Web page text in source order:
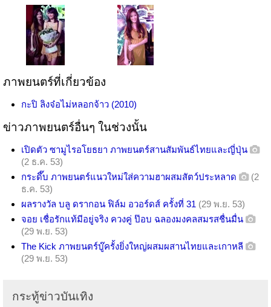
ภาพยนตร์ที่เกี่ยวข้อง
กะปิ ลิงจ๋อไม่หลอกจ้าว (2010)
ข่าวภาพยนตร์อื่นๆ ในช่วงนั้น
เปิดตัว ซามูไรอโยธยา ภาพยนตร์สานสัมพันธ์ไทยและญี่ปุ่น
(2 ธ.ค. 53)
กระดึ๊บ ภาพยนตร์แนวใหม่ใส่ความฮาผสมสัตว์ประหลาด
(2
ธ.ค. 53)
ผลรางวัล บลู ดรากอน ฟิล์ม อวอร์ดส์ ครั้งที่ 31 (29 พ.ย. 53)
จอย เชื่อรักแท้มีอยู่จริง ควงคู่ ป๊อบ ฉลองมงคลสมรสชื่นมื่น
(29 พ.ย. 53)
The Kick ภาพยนตร์บู๊ครั้งยิ่งใหญ่ผสมผสานไทยและเกาหลี
(29 พ.ย. 53)
กระทู้ข่าวบันเทิง